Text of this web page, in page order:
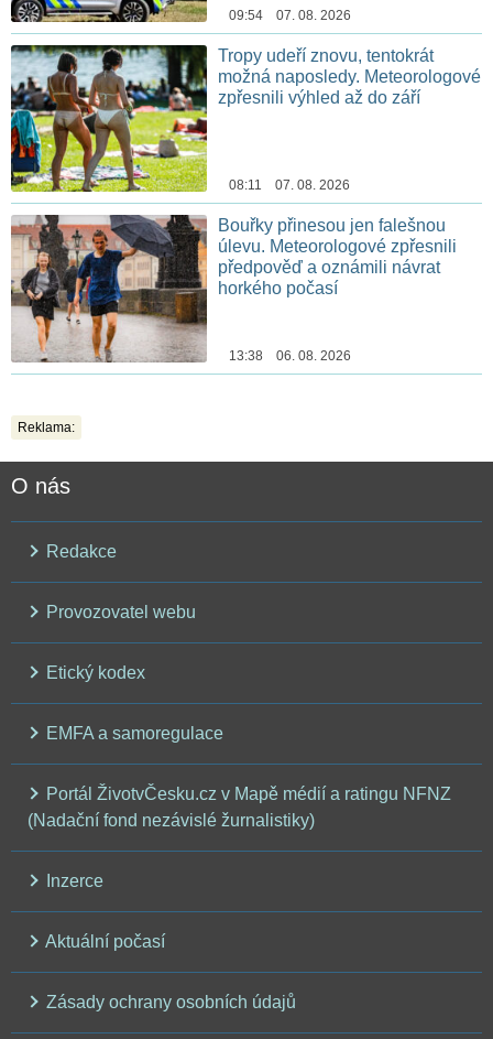
09:54 07. 08. 2026
Tropy udeří znovu, tentokrát
možná naposledy. Meteorologové
zpřesnili výhled až do září
08:11 07. 08. 2026
Bouřky přinesou jen falešnou
úlevu. Meteorologové zpřesnili
předpověď a oznámili návrat
horkého počasí
13:38 06. 08. 2026
Reklama:
O nás
Redakce
Provozovatel webu
Etický kodex
EMFA a samoregulace
Portál ŽivotvČesku.cz v Mapě médií a ratingu NFNZ
(Nadační fond nezávislé žurnalistiky)
Inzerce
Aktuální počasí
Zásady ochrany osobních údajů